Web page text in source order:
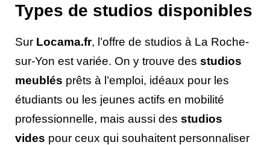
Types de studios disponibles
Sur Locama.fr, l’offre de studios à La Roche-
sur-Yon est variée. On y trouve des studios
meublés prêts à l’emploi, idéaux pour les
étudiants ou les jeunes actifs en mobilité
professionnelle, mais aussi des studios
vides pour ceux qui souhaitent personnaliser